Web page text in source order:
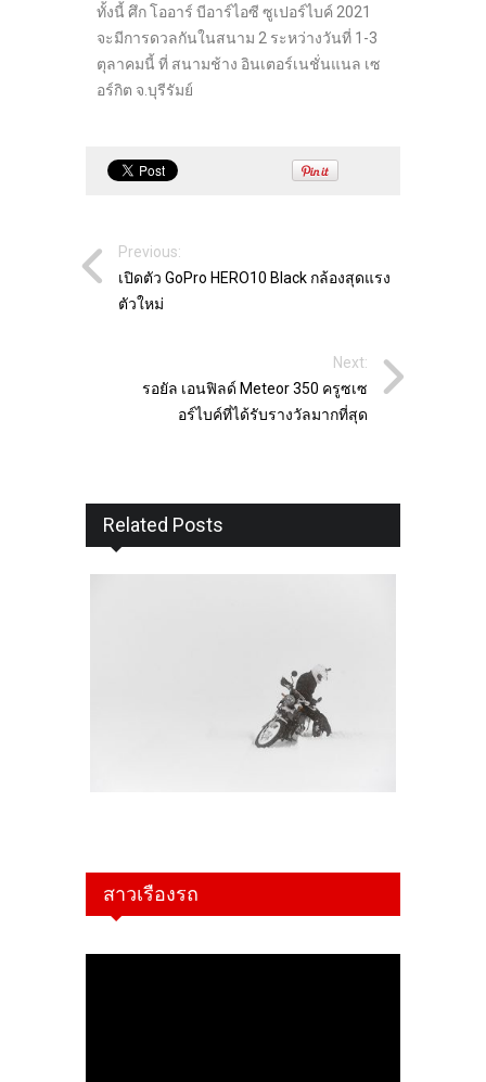
ทั้งนี้ ศึก โออาร์ บีอาร์ไอซี ซูเปอร์ไบค์ 2021
จะมีการดวลกันในสนาม 2 ระหว่างวันที่ 1-3
ตุลาคมนี้ ที่ สนามช้าง อินเตอร์เนชั่นแนล เซ
อร์กิต จ.บุรีรัมย์
Previous:
เปิดตัว GoPro HERO10 Black กล้องสุดแรง
ตัวใหม่
Next:
รอยัล เอนฟิลด์ Meteor 350 ครูซเซ
อร์ไบค์ที่ได้รับรางวัลมากที่สุด
Related Posts
สาวเรืองรถ